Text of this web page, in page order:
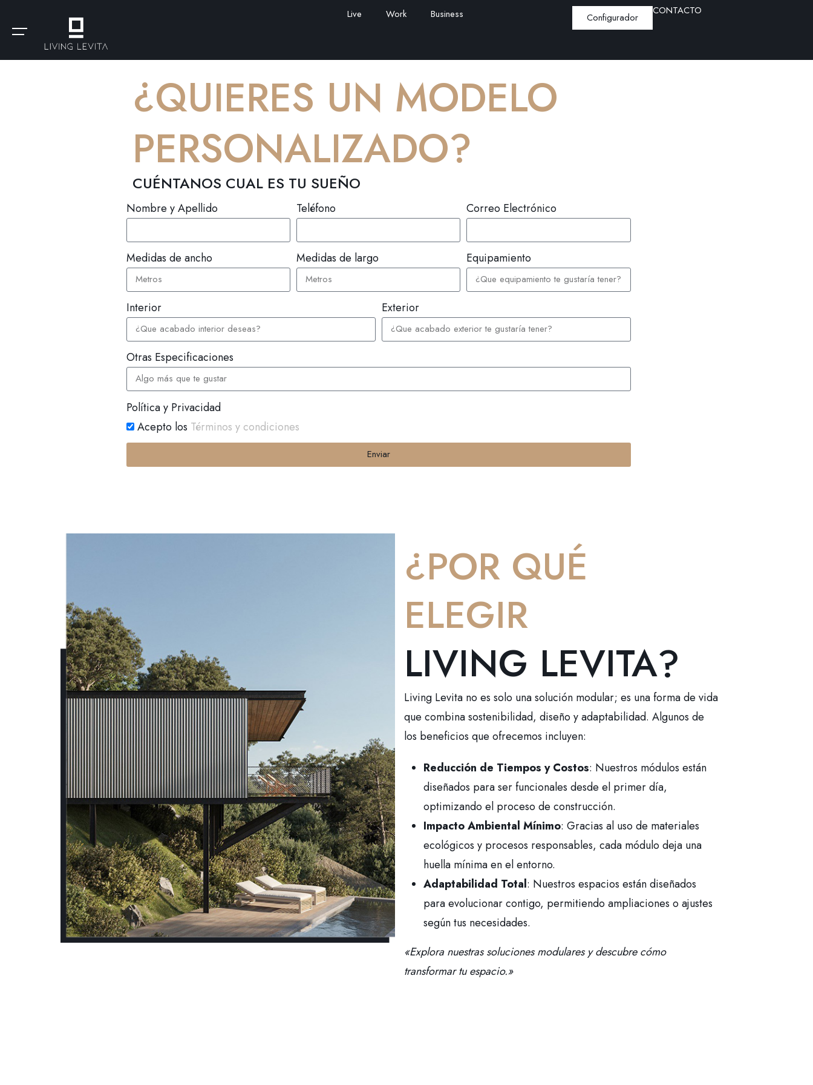
Live Work Business Configurador
CONTACTO
¿QUIERES UN MODELO
PERSONALIZADO?
CUÉNTANOS CUAL ES TU SUEÑO
Nombre y Apellido Teléfono Correo Electrónico
Medidas de ancho Medidas de largo Equipamiento
Interior Exterior
Otras Especificaciones
Política y Privacidad
Acepto los Términos y condiciones
Enviar
¿POR QUÉ
ELEGIR
LIVING LEVITA?
Living Levita no es solo una solución modular; es una forma de vida
que combina sostenibilidad, diseño y adaptabilidad. Algunos de
los beneficios que ofrecemos incluyen:
Reducción de Tiempos y Costos: Nuestros módulos están
diseñados para ser funcionales desde el primer día,
optimizando el proceso de construcción.
Impacto Ambiental Mínimo: Gracias al uso de materiales
ecológicos y procesos responsables, cada módulo deja una
huella mínima en el entorno.
Adaptabilidad Total: Nuestros espacios están diseñados
para evolucionar contigo, permitiendo ampliaciones o ajustes
según tus necesidades.
«Explora nuestras soluciones modulares y descubre cómo
transformar tu espacio.»